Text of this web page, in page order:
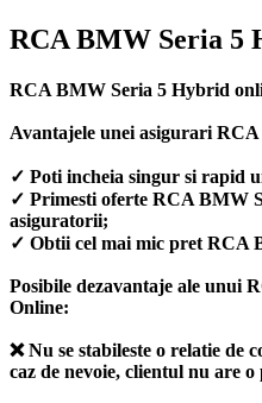
RCA BMW Seria 5
RCA BMW Seria 5 Hybrid
Avantajele unei asigurari
✓ Poti incheia singur si rapid
✓ Primesti oferte RCA BMW
asiguratorii;
✓ Obtii cel mai mic pret RCA
Posibile dezavantaje ale unui
Online:
❌ Nu se stabileste o relatie
caz de nevoie, clientul nu are o